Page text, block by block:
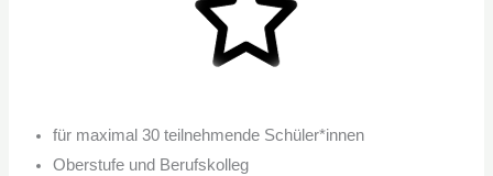
für maximal 30 teilnehmende Schüler*innen
Oberstufe und Berufskolleg